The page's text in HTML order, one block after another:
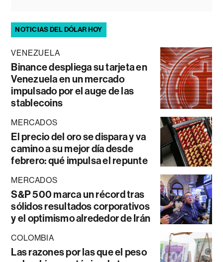
NOTICIAS DEL DÓLAR HOY
VENEZUELA
Binance despliega su tarjeta en
Venezuela en un mercado
impulsado por el auge de las
stablecoins
MERCADOS
El precio del oro se dispara y va
camino a su mejor día desde
febrero: qué impulsa el repunte
MERCADOS
S&P 500 marca un récord tras
sólidos resultados corporativos
y el optimismo alrededor de Irán
COLOMBIA
Las razones por las que el peso